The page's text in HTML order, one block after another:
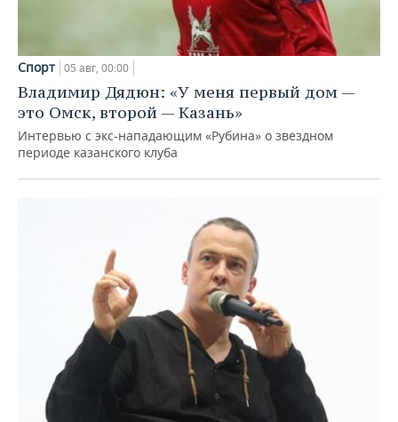
Спорт 05 авг, 00:00
Владимир Дядюн: «У меня первый дом —
это Омск, второй — Казань»
Интервью с экс-нападающим «Рубина» о звездном
периоде казанского клуба